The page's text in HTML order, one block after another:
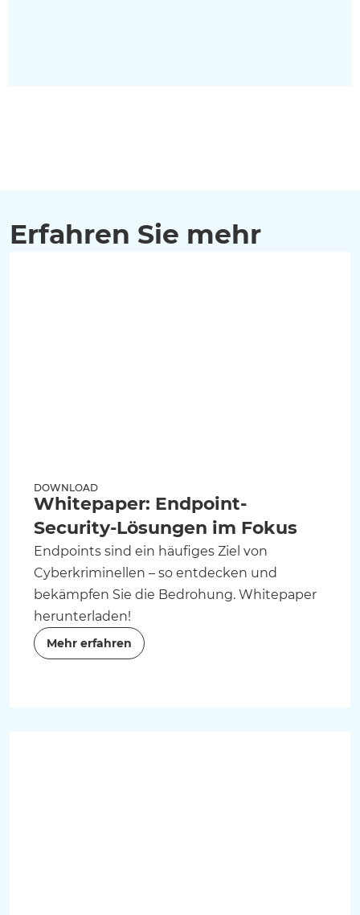
Erfahren Sie mehr
DOWNLOAD
Whitepaper: Endpoint-
Security-Lösungen im Fokus
Endpoints sind ein häufiges Ziel von
Cyberkriminellen – so entdecken und
bekämpfen Sie die Bedrohung. Whitepaper
herunterladen!
Mehr erfahren